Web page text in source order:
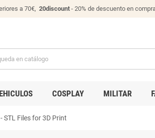
a 70€, 20discount- 20% de descuento en
COSPLAY MILITAR
STL Files for 3D Print